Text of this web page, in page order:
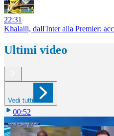
22:31
Khalaili, dall'Inter alla Premier:
Ultimi video
Vedi tutti
00:52